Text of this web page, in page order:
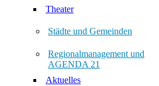
Theater
Städte und Gemeinden
Regionalmanagement und
AGENDA 21
Aktuelles